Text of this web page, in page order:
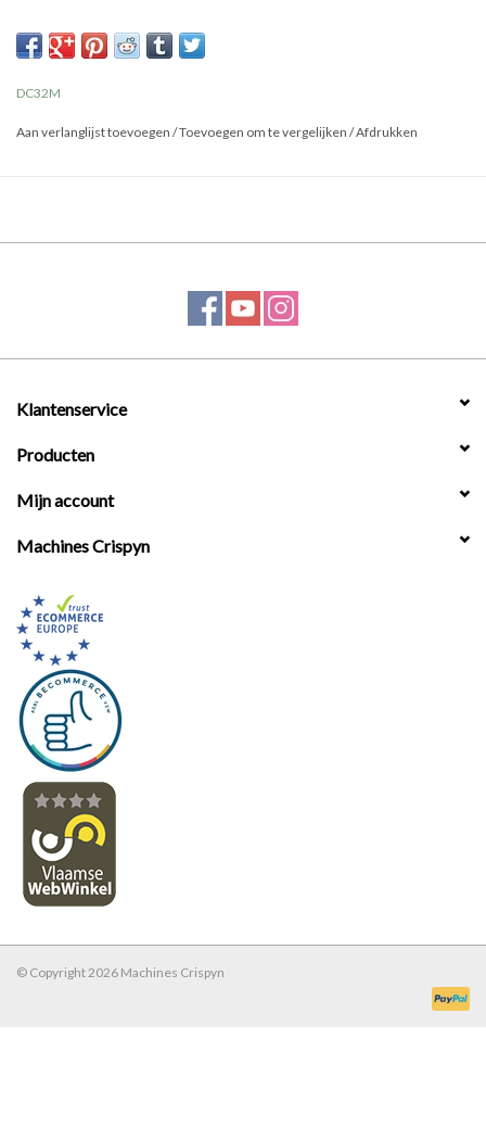
DC32M
Aan verlanglijst toevoegen /Toevoegen om te vergelijken /Afdrukken
Klantenservice
Producten
Mijn account
Machines Crispyn
© Copyright 2026 Machines Crispyn